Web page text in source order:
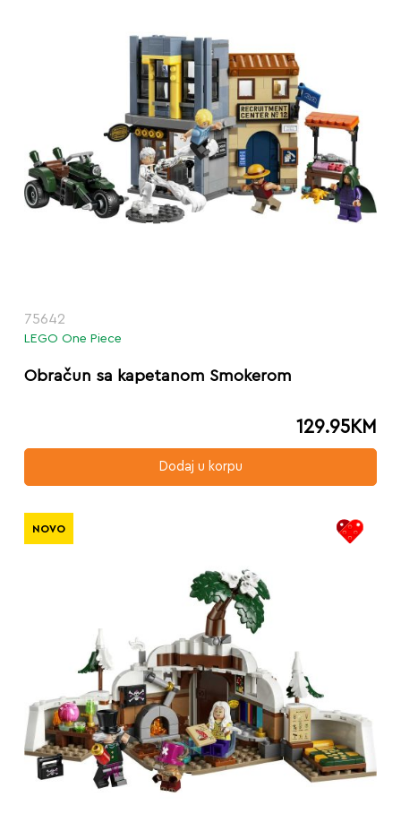
75642
LEGO One Piece
Obračun sa kapetanom Smokerom
129.95KM
Dodaj u korpu
NOVO